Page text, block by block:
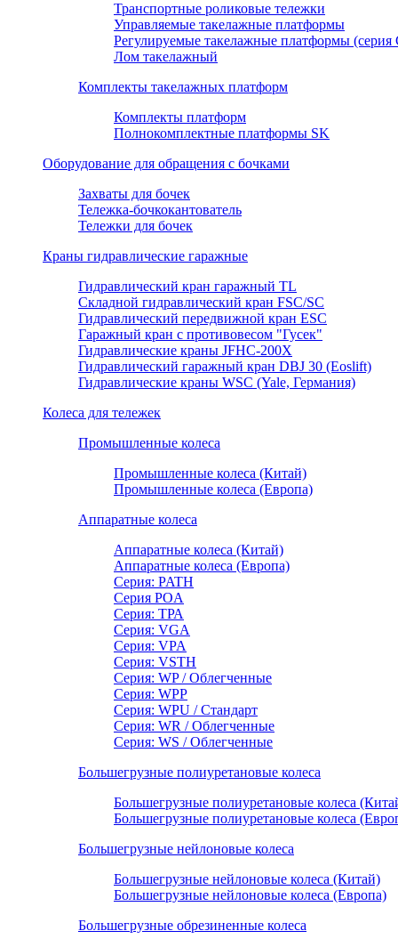
Транспортные роликовые тележки
Управляемые такелажные платформы
Регулируемые такелажные платформы (серия
Лом такелажный
Комплекты такелажных платформ
Комплекты платформ
Полнокомплектные платформы SK
Оборудование для обращения с бочками
Захваты для бочек
Тележка-бочкокантователь
Тележки для бочек
Краны гидравлические гаражные
Гидравлический кран гаражный TL
Складной гидравлический кран FSC/SC
Гидравлический передвижной кран ESC
Гаражный кран с противовесом "Гусек"
Гидравлические краны JFHC-200X
Гидравлический гаражный кран DBJ 30 (Eoslift)
Гидравлические краны WSC (Yale, Германия)
Колеса для тележек
Промышленные колеса
Промышленные колеса (Китай)
Промышленные колеса (Европа)
Аппаратные колеса
Аппаратные колеса (Китай)
Аппаратные колеса (Европа)
Серия: PATH
Серия POA
Серия: ТРА
Серия: VGA
Серия: VPA
Серия: VSTH
Серия: WP / Облегченные
Серия: WPP
Серия: WPU / Стандарт
Серия: WR / Облегченные
Серия: WS / Облегченные
Большегрузные полиуретановые колеса
Большегрузные полиуретановые колеса
Большегрузные полиуретановые колеса
Большегрузные нейлоновые колеса
Большегрузные нейлоновые колеса (Китай)
Большегрузные нейлоновые колеса (Европа)
Большегрузные обрезиненные колеса